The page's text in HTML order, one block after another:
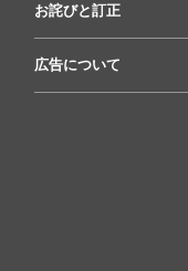
お詫びと訂正
広告について